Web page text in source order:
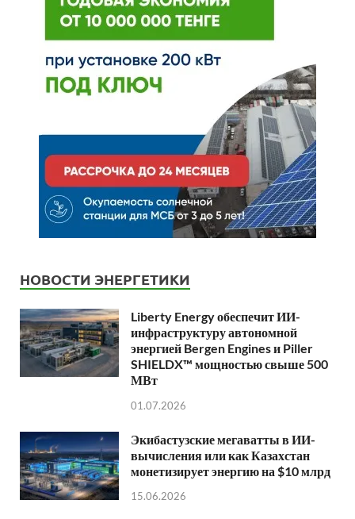
НОВОСТИ ЭНЕРГЕТИКИ
Liberty Energy обеспечит ИИ-
инфраструктуру автономной
энергией Bergen Engines и Piller
SHIELDX™ мощностью свыше 500
МВт
01.07.2026
Экибастузские мегаватты в ИИ-
вычисления или как Казахстан
монетизирует энергию на $10 млрд
15.06.2026